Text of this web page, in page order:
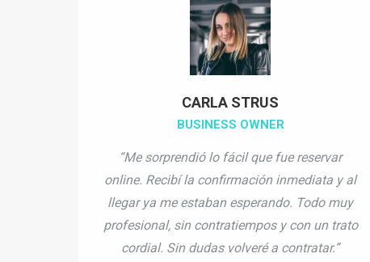
CARLA STRUS
BUSINESS OWNER
“Me sorprendió lo fácil que fue reservar
online. Recibí la confirmación inmediata y al
llegar ya me estaban esperando. Todo muy
profesional, sin contratiempos y con un trato
cordial. Sin dudas volveré a contratar.”